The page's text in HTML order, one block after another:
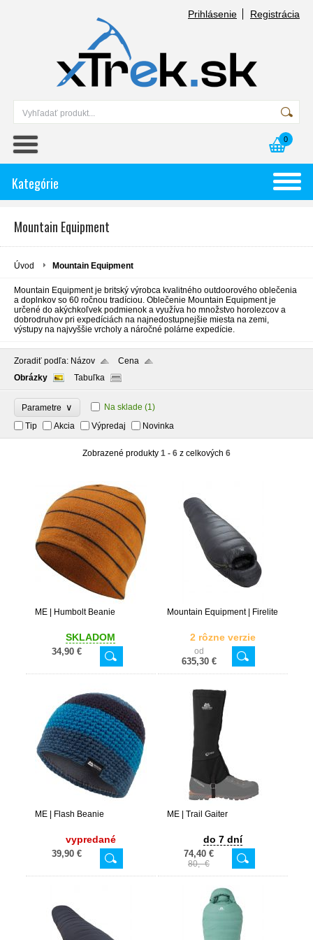
Prihlásenie Registrácia
0
Kategórie
Mountain Equipment
Úvod Mountain Equipment
Mountain Equipment je britský výrobca kvalitného outdoorového oblečenia
a doplnkov so 60 ročnou tradíciou. Oblečenie Mountain Equipment je
určené do akýchkoľvek podmienok a využíva ho množstvo horolezcov a
dobrodruhov pri expedíciách na najnedostupnejšie miesta na zemi,
výstupy na najvyššie vrcholy a náročné polárne expedície.
Zoradiť podľa: Názov
Cena
Obrázky
Tabuľka
Parametre ∨ Na sklade (1)
Tip
Akcia Výpredaj Novinka
Zobrazené produkty 1 - 6 z celkových 6
ME | Humbolt Beanie
SKLADOM
34,90 €
Mountain Equipment | Firelite
2 rôzne verzie
od
635,30 €
ME | Flash Beanie
vypredané
39,90 €
ME | Trail Gaiter
do 7 dní
74,40 €
80,- €